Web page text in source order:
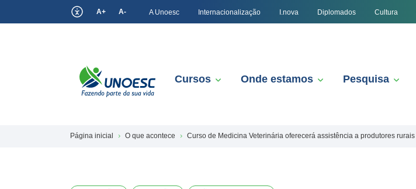
A+ A- A Unoesc Internacionalização I.nova Diplomados Cultura
Cursos Onde estamos Pesquisa
Página inicial O que acontece Curso de Medicina Veterinária oferecerá assistência a produtores rurais